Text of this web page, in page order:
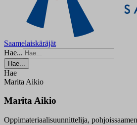
Saamelaiskäräjät
Hae...
Hae...
Hae
Marita Aikio
Marita Aikio
Oppimateriaalisuunnittelija,